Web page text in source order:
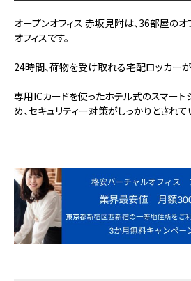
オープンオフィス 赤坂見附は、36部屋のオ
オフィスです。
24時間、荷物を受け取れる宅配ロッカーが
専用ICカードを使ったホテル式のスマート
め、セキュリティー対策がしっかりとされて